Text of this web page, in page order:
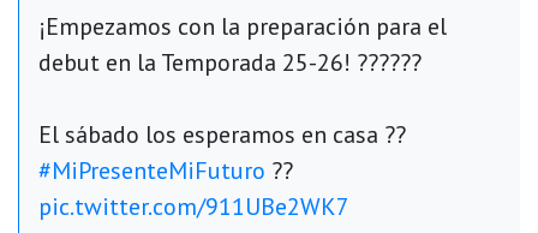
¡Empezamos con la preparación para el
debut en la Temporada 25-26! ??????
El sábado los esperamos en casa ??
#MiPresenteMiFuturo ??
pic.twitter.com/911UBe2WK7